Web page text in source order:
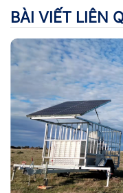
BÀI VIẾT LIÊN